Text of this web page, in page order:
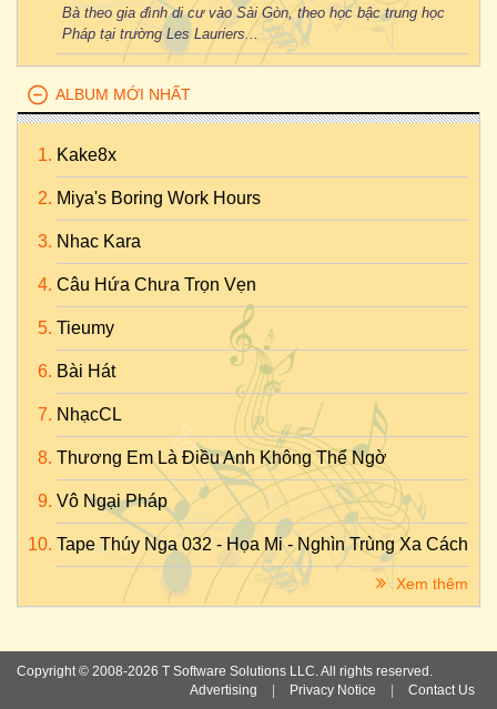
Bà theo gia đình di cư vào Sài Gòn, theo học bậc trung học
Pháp tại trường Les Lauriers...
ALBUM MỚI NHẤT
Kake8x
Miya's Boring Work Hours
Nhac Kara
Câu Hứa Chưa Trọn Vẹn
Tieumy
Bài Hát
NhạcCL
Thương Em Là Điều Anh Không Thể Ngờ
Vô Ngại Pháp
Tape Thúy Nga 032 - Họa Mi - Nghìn Trùng Xa Cách
Xem thêm
Copyright © 2008-2026 T Software Solutions LLC. All rights reserved.
Advertising
Privacy Notice Contact Us